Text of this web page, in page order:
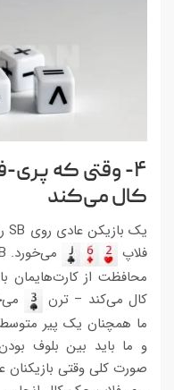
۴- وقتی که
کال می‌کند
فلاپ
کال می‌کند – ترن
ما همچنان یک پیر
و ما باید بین بلوف